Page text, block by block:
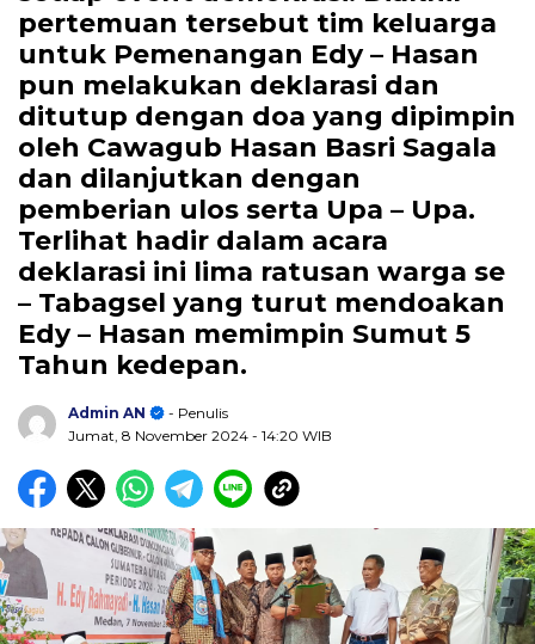
pertemuan tersebut tim keluarga
untuk Pemenangan Edy – Hasan
pun melakukan deklarasi dan
ditutup dengan doa yang dipimpin
oleh Cawagub Hasan Basri Sagala
dan dilanjutkan dengan
pemberian ulos serta Upa – Upa.
Terlihat hadir dalam acara
deklarasi ini lima ratusan warga se
– Tabagsel yang turut mendoakan
Edy – Hasan memimpin Sumut 5
Tahun kedepan.
Admin AN
- Penulis
Jumat, 8 November 2024 - 14:20 WIB